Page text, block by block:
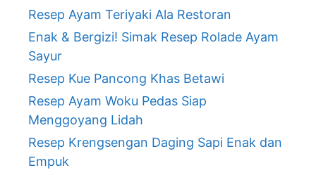
Resep Ayam Teriyaki Ala Restoran
Enak & Bergizi! Simak Resep Rolade Ayam
Sayur
Resep Kue Pancong Khas Betawi
Resep Ayam Woku Pedas Siap
Menggoyang Lidah
Resep Krengsengan Daging Sapi Enak dan
Empuk